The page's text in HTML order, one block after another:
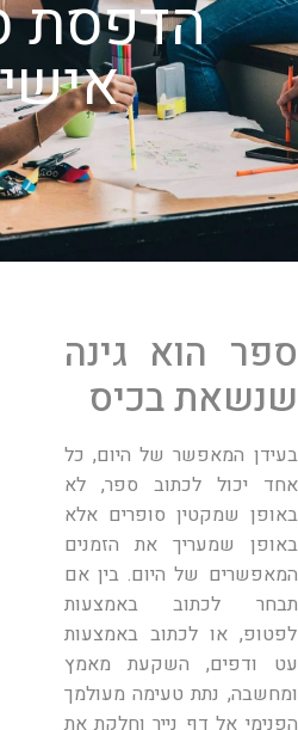
הדפסת
ספר הוא גינה
שנשאת בכיס
בעידן המאפשר של היום, כל
אחד יכול לכתוב ספר, לא
באופן שמקטין סופרים אלא
באופן שמעריך את הזמנים
המאפשרים של היום. בין אם
תבחר לכתוב באמצעות
לפטופ, או לכתוב באמצעות
עט ודפים, השקעת מאמץ
ומחשבה, נתת טעימה מעולמך